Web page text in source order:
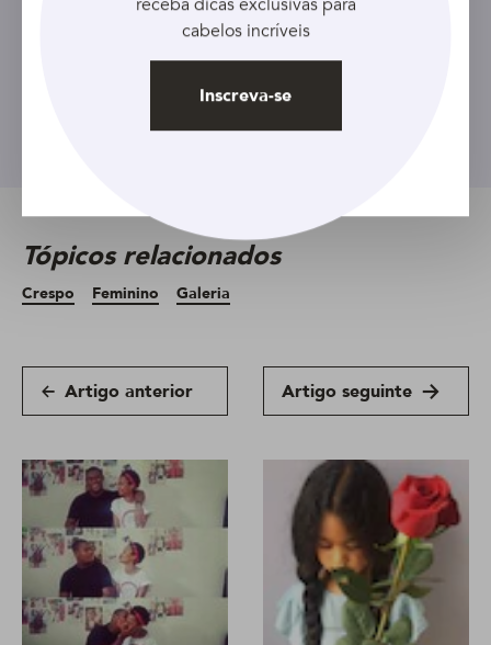
descontos exclusivos!
Tópicos relacionados
Crespo Feminino Galeria
Artigo anterior Artigo seguinte
cabelos incríveis
Inscreva-se